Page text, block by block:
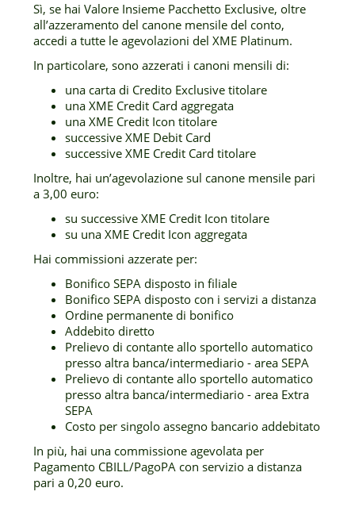
Sì, se hai Valore Insieme Pacchetto Exclusive, oltre
all’azzeramento del canone mensile del conto,
accedi a tutte le agevolazioni del XME Platinum.
In particolare, sono azzerati i canoni mensili di:
una carta di Credito Exclusive titolare
una XME Credit Card aggregata
una XME Credit Icon titolare
successive XME Debit Card
successive XME Credit Card titolare
Inoltre, hai un’agevolazione sul canone mensile pari
a 3,00 euro:
su successive XME Credit Icon titolare
su una XME Credit Icon aggregata
Hai commissioni azzerate per:
Bonifico SEPA disposto in filiale
Bonifico SEPA disposto con i servizi a distanza
Ordine permanente di bonifico
Addebito diretto
Prelievo di contante allo sportello automatico
presso altra banca/intermediario - area SEPA
Prelievo di contante allo sportello automatico
presso altra banca/intermediario - area Extra
SEPA
Costo per singolo assegno bancario addebitato
In più, hai una commissione agevolata per
Pagamento CBILL/PagoPA con servizio a distanza
pari a 0,20 euro.